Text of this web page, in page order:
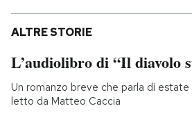
ALTRE STORIE
L’audiolibro di “Il diavolo
Un romanzo breve che parla di
letto da Matteo Caccia